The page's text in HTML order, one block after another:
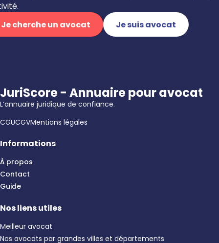
Je cherche un avocat
Je suis avocat
JuriScore - Annuaire pour avocat
L’annuaire juridique de confiance.
CGUCGVMentions légales
Informations
À propos
Contact
Guide
Nos liens utiles
Meilleur avocat
Nos avocats par grandes villes et départements